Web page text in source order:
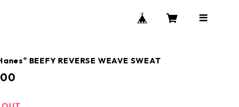
BEEFY REVERSE WEAVE SWEAT